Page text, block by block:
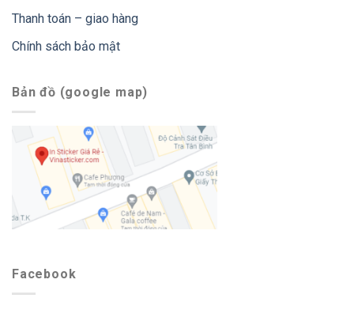
Thanh toán – giao hàng
Chính sách bảo mật
Bản đồ (google map)
Facebook